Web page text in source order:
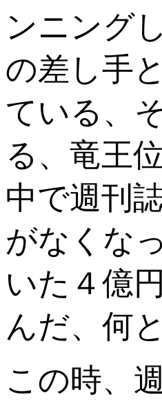
ンニング
の差し手
ている、
る、竜王
中で週刊
がなくな
いた４億
んだ、何
この時、